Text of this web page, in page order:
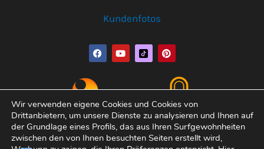
Kundenfotos
F
a
c
b
o
o
k
Y
o
u
b
e
P
i
n
e
r
e
s
t
Wir verwenden eigene Cookies und Cookies von
Drittanbietern, um unsere Dienste zu analysieren und Ihnen auf
der Grundlage eines Profils, das aus Ihren Surfgewohnheiten
zwischen den von Ihnen besuchten Seiten erstellt wird,